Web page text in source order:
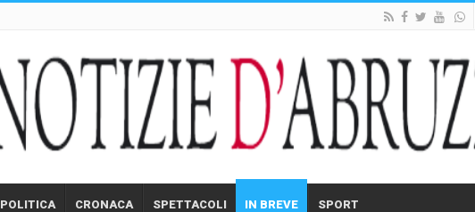
POLITICA CRONACA SPETTACOLI IN BREVE SPORT